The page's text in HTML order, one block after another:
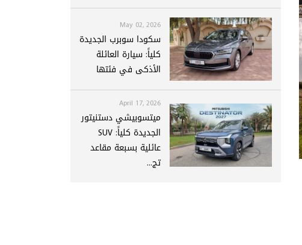
May 02, 2026
سكودا سوبرب الجديدة
كلياً: سيارة العائلة
الأذكى في فئتها
April 17, 2026
ميتسوبيشي دستنيتور
الجديدة كلياً: SUV
عائلية بسبعة مقاعد
تج...